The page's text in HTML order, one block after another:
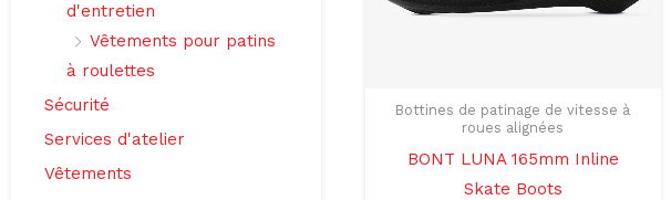
d'entretien
Vêtements pour patins
à roulettes
Sécurité
Services d'atelier
Vêtements
Bottines de patinage de vitesse à
roues alignées
BONT LUNA 165mm Inline
Skate Boots
peuvent
sur
page